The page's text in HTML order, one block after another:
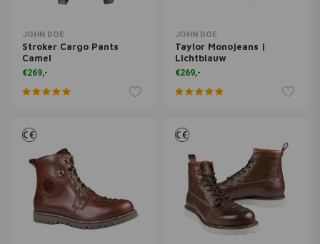
JOHN DOE
Stroker Cargo Pants
Camel
€269,-
JOHN DOE
Taylor Monojeans |
Lichtblauw
€269,-